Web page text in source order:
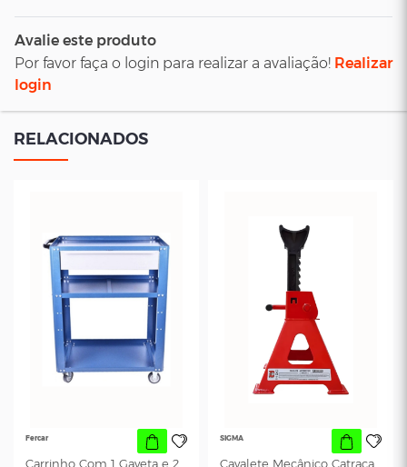
Avalie este produto
Por favor faça o login para realizar a avaliação! Realizar
login
RELACIONADOS